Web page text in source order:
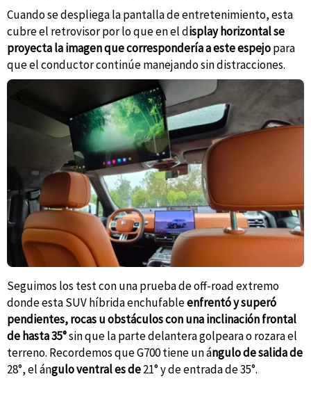
Cuando se despliega la pantalla de entretenimiento, esta
cubre el retrovisor por lo que en el display horizontal se
proyecta la imagen que correspondería a este espejopara
que el conductor continúe manejando sin distracciones.
Seguimos los test con una prueba de off-road extremo
donde esta SUV híbrida enchufableenfrentó y superó
pendientes, rocas u obstáculos con una inclinación frontal
de hasta 35°sin que la parte delantera golpeara o rozara el
terreno. Recordemos que G700 tiene un ángulo de salida de
28°, el ángulo ventral es de21° y de entrada de 35°.